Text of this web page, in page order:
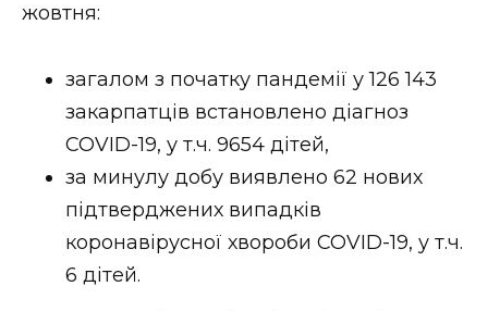
НОВИНИ ЗАХІДНОЇ УКРАЇНИ
жовтня:
загалом з початку пандемії у 126 143
закарпатців встановлено діагноз
COVID-19, у т.ч. 9654 дітей,
за минулу добу виявлено 62 нових
підтверджених випадків
коронавірусної хвороби COVID-19, у т.ч.
6 дітей.